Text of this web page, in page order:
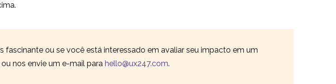
ou se você está interessado em avaliar seu impacto em um
ou nos envie um e-mail para hello@ux247.com.